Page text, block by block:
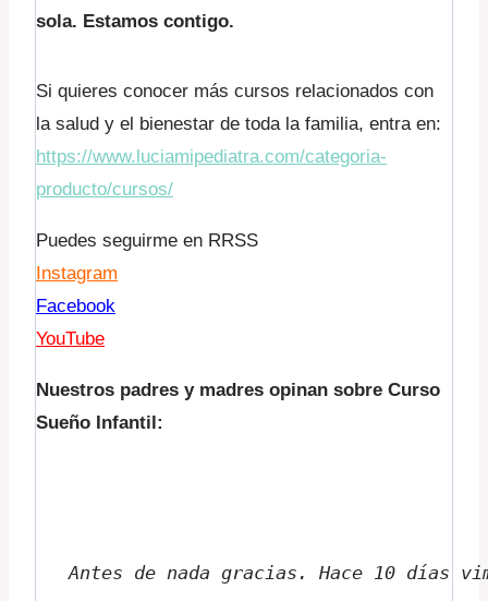
sola. Estamos contigo.
Si quieres conocer más cursos relacionados con
la salud y el bienestar de toda la familia, entra en:
https://www.luciamipediatra.com/categoria-
producto/cursos/
Puedes seguirme en RRSS
Instagram
Facebook
YouTube
Nuestros padres y madres opinan sobre Curso
Sueño Infantil:
Antes de nada gracias. Hace 10 días